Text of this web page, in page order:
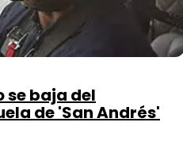
se baja del
de 'San Andrés'